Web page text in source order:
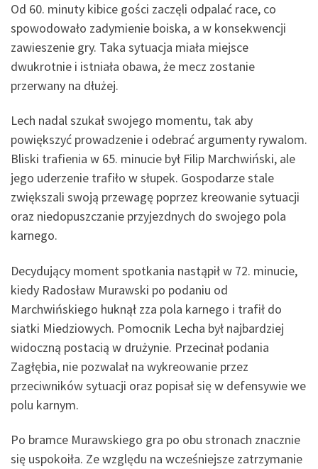
Od 60. minuty kibice gości zaczęli odpalać race, co
spowodowało zadymienie boiska, a w konsekwencji
zawieszenie gry. Taka sytuacja miała miejsce
dwukrotnie i istniała obawa, że mecz zostanie
przerwany na dłużej.
Lech nadal szukał swojego momentu, tak aby
powiększyć prowadzenie i odebrać argumenty rywalom.
Bliski trafienia w 65. minucie był Filip Marchwiński, ale
jego uderzenie trafiło w słupek. Gospodarze stale
zwiększali swoją przewagę poprzez kreowanie sytuacji
oraz niedopuszczanie przyjezdnych do swojego pola
karnego.
Decydujący moment spotkania nastąpił w 72. minucie,
kiedy Radosław Murawski po podaniu od
Marchwińskiego huknął zza pola karnego i trafił do
siatki Miedziowych. Pomocnik Lecha był najbardziej
widoczną postacią w drużynie. Przecinał podania
Zagłębia, nie pozwalał na wykreowanie przez
przeciwników sytuacji oraz popisał się w defensywie we
polu karnym.
Po bramce Murawskiego gra po obu stronach znacznie
się uspokoiła. Ze względu na wcześniejsze zatrzymanie